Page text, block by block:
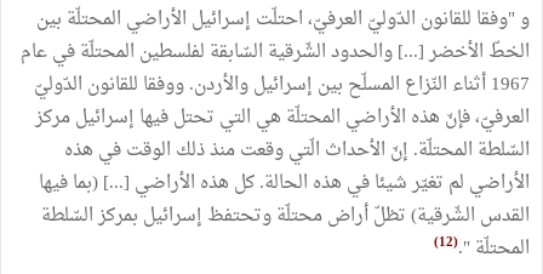
و "وفقا للقانون الدّوليّ العرفيّ، احتلّت إسرائيل الأراضي المحتلّة بين
الخطّ الأخضر [...] والحدود الشّرقية السّابقة لفلسطين المحتلّة في عام
1967 أثناء النّزاع المسلّح بين إسرائيل والأردن. ووفقا للقانون الدّوليّ
العرفيّ، فإنّ هذه الأراضي المحتلّة هي التي تحتل فيها إسرائيل مركز
السّلطة المحتلّة. إنّ الأحداث الّتي وقعت منذ ذلك الوقت في هذه
الأراضي لم تغيّر شيئا في هذه الحالة. كل هذه الأراضي [...] (بما فيها
القدس الشّرقية) تظلّ أراض محتلّة وتحتفظ إسرائيل بمركز السّلطة
المحتلّة ".(12)